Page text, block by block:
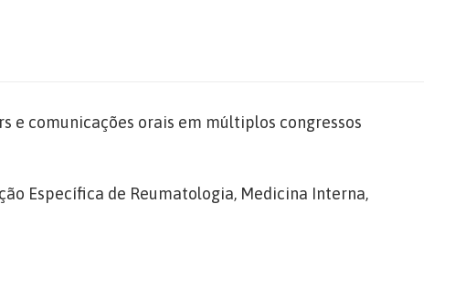
e comunicações orais em múltiplos congressos
Específica de Reumatologia, Medicina Interna,